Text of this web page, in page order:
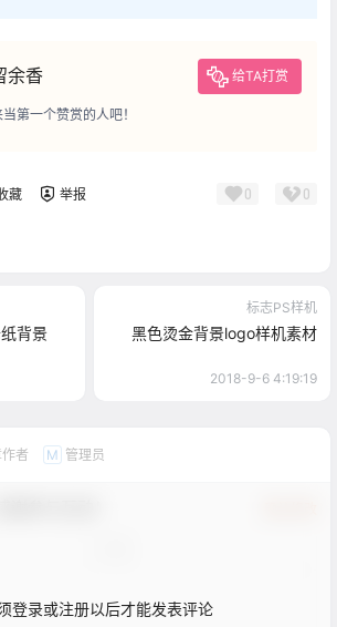
余香 给TA打赏
第一个赞赏的人吧！
藏 举报 0 0
背景
标志PS样机
黑色烫金背景logo样机素材
2018-9-6 4:19:19
者 M 管理员
登录或注册以后才能发表评论